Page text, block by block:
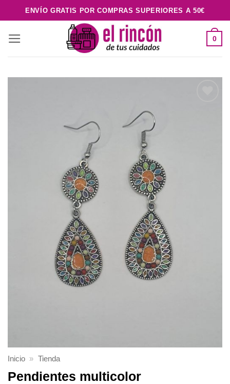
al
contenido
ENVÍO GRATIS POR COMPRAS SUPERIORES A 50€
0
Inicio » Tienda
Pendientes multicolor